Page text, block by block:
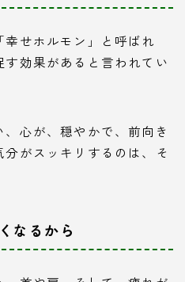
せホルモン」と呼ばれ
効果があると言われてい
心が、穏やかで、前向き
がスッキリするのは、そ
なるから